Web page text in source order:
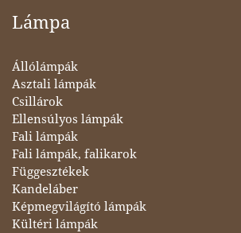
Lámpa
Állólámpák
Asztali lámpák
Csillárok
Ellensúlyos lámpák
Fali lámpák
Fali lámpák, falikarok
Függesztékek
Kandeláber
Képmegvilágító lámpák
Kültéri lámpák